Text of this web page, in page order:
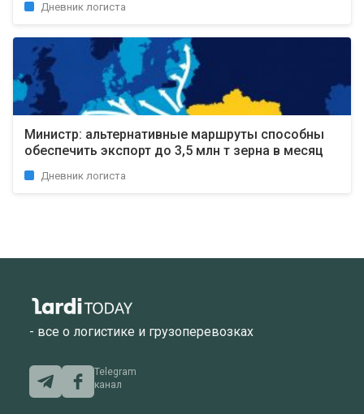
Дневник логиста
Министр: альтернативные маршруты способны
обеспечить экспорт до 3,5 млн т зерна в месяц
Дневник логиста
- все о логистике и грузоперевозках
Telegram
канал